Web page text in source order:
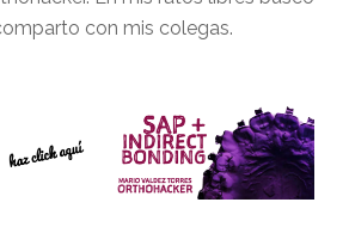
con mis colegas.